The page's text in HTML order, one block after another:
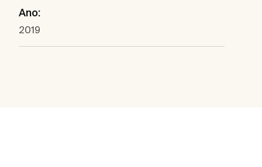
Ano:
2019